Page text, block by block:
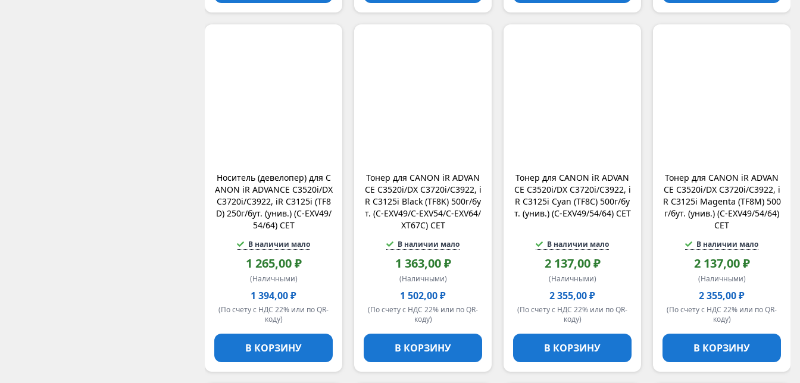
Носитель (девелопер) для C
ANON iR ADVANCE C3520i/DX
C3720i/C3922, iR C3125i (TF8
D) 250г/бут. (унив.) (C-EXV49/
54/64) CET
В наличии мало
1 265,00 ₽
(Наличными)
1 394,00 ₽
(По счету с НДС 22% или по QR-
коду)
В КОРЗИНУ
Тонер для CANON iR ADVAN
CE C3520i/DX C3720i/C3922, i
R C3125i Black (TF8K) 500г/бу
т. (C-EXV49/C-EXV54/C-EXV64/
XT67C) CET
В наличии мало
1 363,00 ₽
(Наличными)
1 502,00 ₽
(По счету с НДС 22% или по QR-
коду)
В КОРЗИНУ
Тонер для CANON iR ADVAN
CE C3520i/DX C3720i/C3922, i
R C3125i Cyan (TF8C) 500г/бу
т. (унив.) (C-EXV49/54/64) CET
В наличии мало
2 137,00 ₽
(Наличными)
2 355,00 ₽
(По счету с НДС 22% или по QR-
коду)
В КОРЗИНУ
Тонер для CANON iR ADVAN
CE C3520i/DX C3720i/C3922, i
R C3125i Magenta (TF8M) 500
г/бут. (унив.) (C-EXV49/54/64)
CET
В наличии мало
2 137,00 ₽
(Наличными)
2 355,00 ₽
(По счету с НДС 22% или по QR-
коду)
В КОРЗИНУ